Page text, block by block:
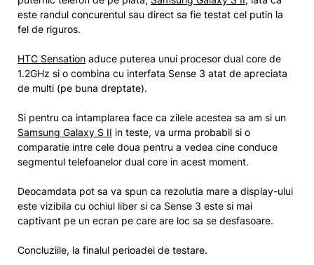
este randul concurentul sau direct sa fie testat cel putin la
fel de riguros.
HTC Sensation aduce puterea unui procesor dual core de
1.2GHz si o combina cu interfata Sense 3 atat de apreciata
de multi (pe buna dreptate).
Si pentru ca intamplarea face ca zilele acestea sa am si un
Samsung Galaxy S II in teste, va urma probabil si o
comparatie intre cele doua pentru a vedea cine conduce
segmentul telefoanelor dual core in acest moment.
Deocamdata pot sa va spun ca rezolutia mare a display-ului
este vizibila cu ochiul liber si ca Sense 3 este si mai
captivant pe un ecran pe care are loc sa se desfasoare.
Concluziile, la finalul perioadei de testare.